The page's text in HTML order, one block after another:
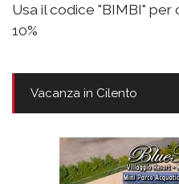
Usa il codice "BIMBI"
10%
Vacanza in Cilento